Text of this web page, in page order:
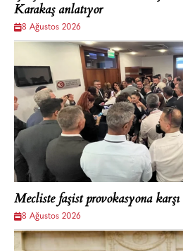
Karakaş anlatıyor
8 Ağustos 2026
Mecliste faşist provokasyona karşı
8 Ağustos 2026